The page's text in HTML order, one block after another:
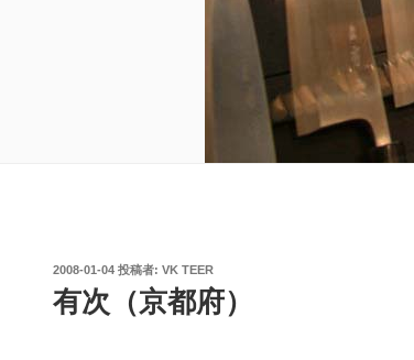
投
日:
2008-01-04 投稿者: VK TEER
有次（京都府）